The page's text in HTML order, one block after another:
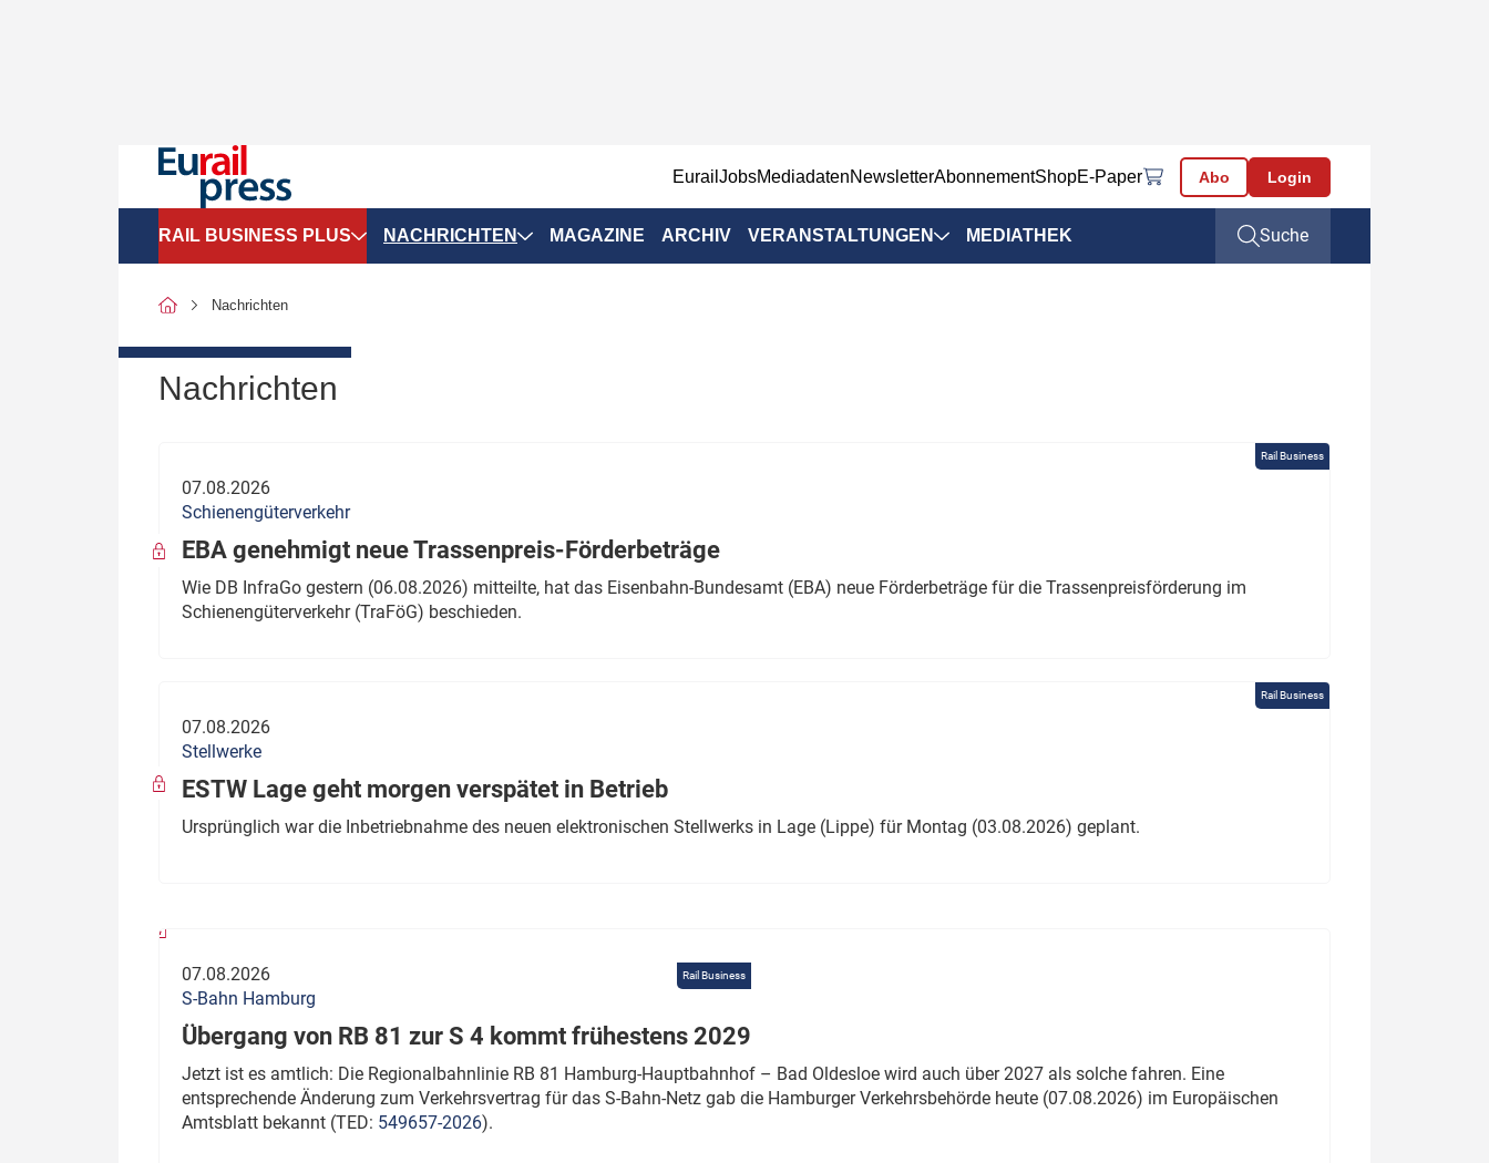
EurailJobsMediadatenNewsletterAbonnementShopE-Paper Abo Login
RAIL BUSINESS PLUS
SPNV-Marktdaten
Politik
Verbände: Wer spricht für
wen?
Thema des Monats
Dossier: Generalsanierung
Dossier: ETCS
NACHRICHTEN
Infrastruktur & Ausrüstung
ÖPNV
MAGAZINE ARCHIV VERANSTALTUNGEN MEDIATHEK Suche
Nachrichten
Nachrichten
Rail Business
07.08.2026
Schienengüterverkehr
EBA genehmigt neue Trassenpreis-Förderbeträge
Wie DB InfraGo gestern (06.08.2026) mitteilte, hat das Eisenbahn-Bundesamt (EBA) neue Förderbeträge für die Trassenpreisförderung im
Schienengüterverkehr (TraFöG) beschieden.
Rail Business
07.08.2026
Stellwerke
ESTW Lage geht morgen verspätet in Betrieb
Ursprünglich war die Inbetriebnahme des neuen elektronischen Stellwerks in Lage (Lippe) für Montag (03.08.2026) geplant.
Rail Business
07.08.2026
S-Bahn Hamburg
Übergang von RB 81 zur S 4 kommt frühestens 2029
Jetzt ist es amtlich: Die Regionalbahnlinie RB 81 Hamburg-Hauptbahnhof – Bad Oldesloe wird auch über 2027 als solche fahren. Eine
entsprechende Änderung zum Verkehrsvertrag für das S-Bahn-Netz gab die Hamburger Verkehrsbehörde heute (07.08.2026) im Europäischen
Amtsblatt bekannt (TED: 549657-2026).